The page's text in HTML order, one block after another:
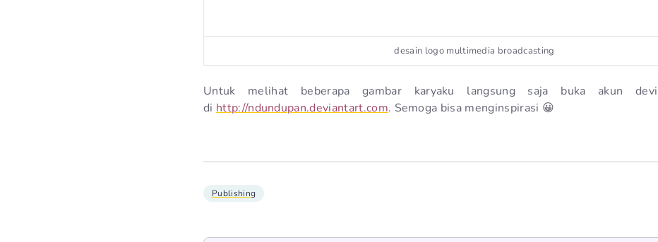
desain logo multimedia broadcasting
Untuk melihat beberapa gambar karyaku langsung saja buka akun
di http://ndundupan.deviantart.com. Semoga bisa menginspirasi 😀
Publishing